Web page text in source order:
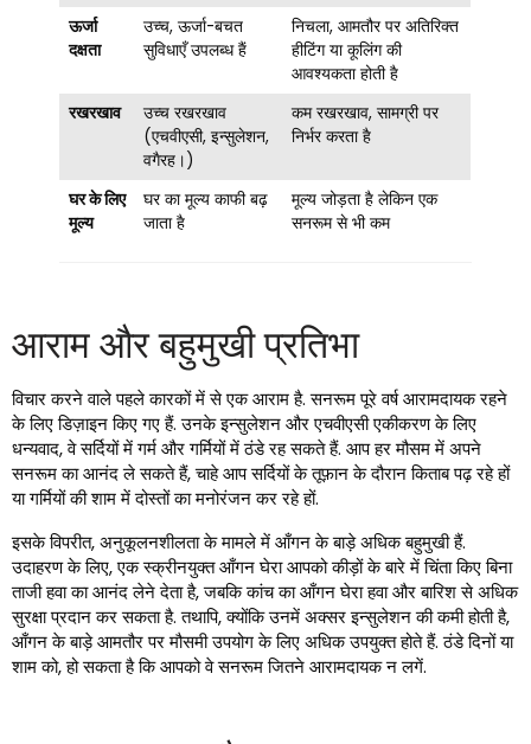
ऊर्जा
दक्षता
उच्च, ऊर्जा-बचत
सुविधाएँ उपलब्ध हैं
निचला, आमतौर पर अतिरिक्त
हीटिंग या कूलिंग की
आवश्यकता होती है
रखरखाव
उच्च रखरखाव
(एचवीएसी, इन्सुलेशन,
वगैरह।)
कम रखरखाव, सामग्री पर
निर्भर करता है
घर के लिए
मूल्य
घर का मूल्य काफी बढ़
जाता है
मूल्य जोड़ता है लेकिन एक
सनरूम से भी कम
आराम और बहुमुखी प्रतिभा
विचार करने वाले पहले कारकों में से एक आराम है. सनरूम पूरे वर्ष आरामदायक रहने
के लिए डिज़ाइन किए गए हैं. उनके इन्सुलेशन और एचवीएसी एकीकरण के लिए
धन्यवाद, वे सर्दियों में गर्म और गर्मियों में ठंडे रह सकते हैं. आप हर मौसम में अपने
सनरूम का आनंद ले सकते हैं, चाहे आप सर्दियों के तूफ़ान के दौरान किताब पढ़ रहे हों
या गर्मियों की शाम में दोस्तों का मनोरंजन कर रहे हों.
इसके विपरीत, अनुकूलनशीलता के मामले में आँगन के बाड़े अधिक बहुमुखी हैं.
उदाहरण के लिए, एक स्क्रीनयुक्त आँगन घेरा आपको कीड़ों के बारे में चिंता किए बिना
ताजी हवा का आनंद लेने देता है, जबकि कांच का आँगन घेरा हवा और बारिश से अधिक
सुरक्षा प्रदान कर सकता है. तथापि, क्योंकि उनमें अक्सर इन्सुलेशन की कमी होती है,
आँगन के बाड़े आमतौर पर मौसमी उपयोग के लिए अधिक उपयुक्त होते हैं. ठंडे दिनों या
शाम को, हो सकता है कि आपको वे सनरूम जितने आरामदायक न लगें.